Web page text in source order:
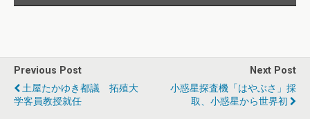
Previous Post
土屋たかゆき都議 拓殖大
学客員教授就任
Next Post
小惑星探査機「はやぶさ」採
取、小惑星から世界初